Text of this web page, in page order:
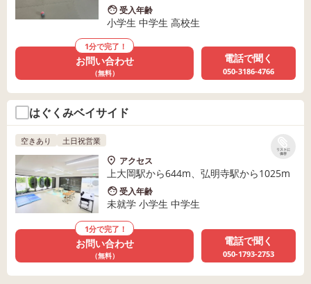
受入年齢
小学生 中学生 高校生
1分で完了！
お問い合わせ
（無料）
電話で聞く
050-3186-4766
はぐくみベイサイド
リストに
保存
空きあり 土日祝営業
アクセス
上大岡駅から644m、弘明寺駅から1025m
受入年齢
未就学 小学生 中学生
1分で完了！
お問い合わせ
（無料）
電話で聞く
050-1793-2753